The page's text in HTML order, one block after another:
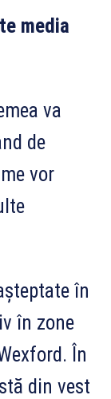
media
va
de
vor
în
în zone
În
din vest